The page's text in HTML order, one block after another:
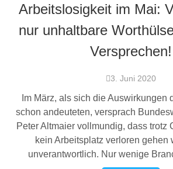
Arbeitslosigkeit im Mai:
nur unhaltbare
Versprechen!
3. Juni 2020
Im März, als sich die Auswirkungen
schon andeuteten, versprach
Peter Altmaier vollmundig, dass trotz
kein Arbeitsplatz verloren gehen
unverantwortlich. Nur wenige